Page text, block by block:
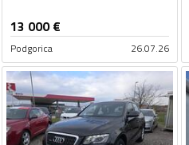
13 000€
Podgorica 26.07.26